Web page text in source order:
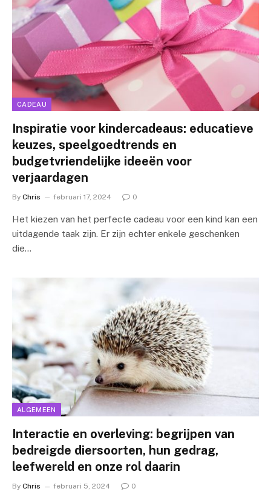
CADEAU
Inspiratie voor kindercadeaus: educatieve
keuzes, speelgoedtrends en
budgetvriendelijke ideeën voor
verjaardagen
By Chris februari 17, 2024 0
Het kiezen van het perfecte cadeau voor een kind kan een
uitdagende taak zijn. Er zijn echter enkele geschenken
die…
ALGEMEEN
Interactie en overleving: begrijpen van
bedreigde diersoorten, hun gedrag,
leefwereld en onze rol daarin
By Chris februari 5, 2024 0